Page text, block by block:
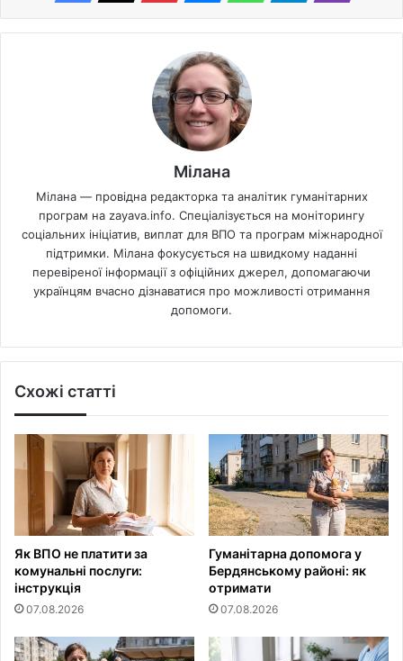
Мілана
Мілана — провідна редакторка та аналітик гуманітарних
програм на zayava.info. Спеціалізується на моніторингу
соціальних ініціатив, виплат для ВПО та програм міжнародної
підтримки. Мілана фокусується на швидкому наданні
перевіреної інформації з офіційних джерел, допомагаючи
українцям вчасно дізнаватися про можливості отримання
допомоги.
Схожі статті
Як ВПО не платити за
комунальні послуги:
інструкція
07.08.2026
Гуманітарна допомога у
Бердянському районі: як
отримати
07.08.2026